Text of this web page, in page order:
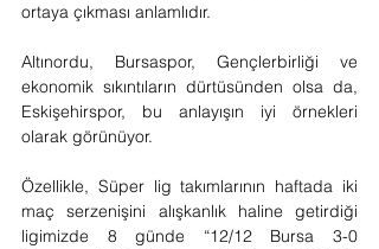
ortaya çıkması anlamlıdır.
Altınordu, Bursaspor, Gençlerbirliği ve
ekonomik sıkıntıların dürtüsünden olsa da,
Eskişehirspor, bu anlayışın iyi örnekleri
olarak görünüyor.
Özellikle, Süper lig takımlarının haftada iki
maç serzenişini alışkanlık haline getirdiği
ligimizde 8 günde “12/12 Bursa 3-0